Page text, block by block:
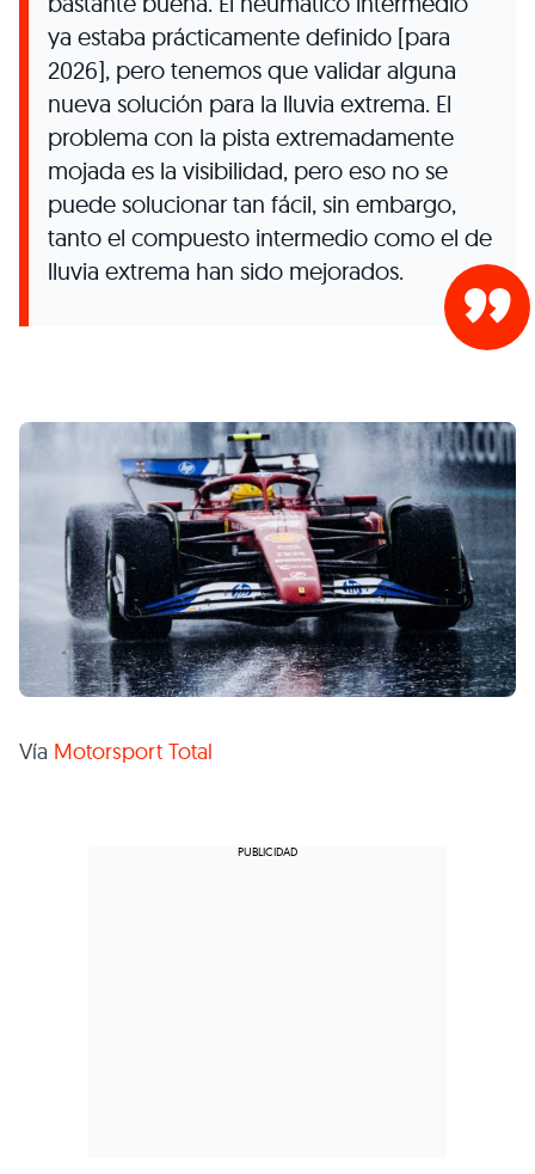
ya estaba prácticamente definido [para
2026], pero tenemos que validar alguna
nueva solución para la lluvia extrema. El
problema con la pista extremadamente
mojada es la visibilidad, pero eso no se
puede solucionar tan fácil, sin embargo,
tanto el compuesto intermedio como el de
lluvia extrema han sido mejorados.
Vía Motorsport Total